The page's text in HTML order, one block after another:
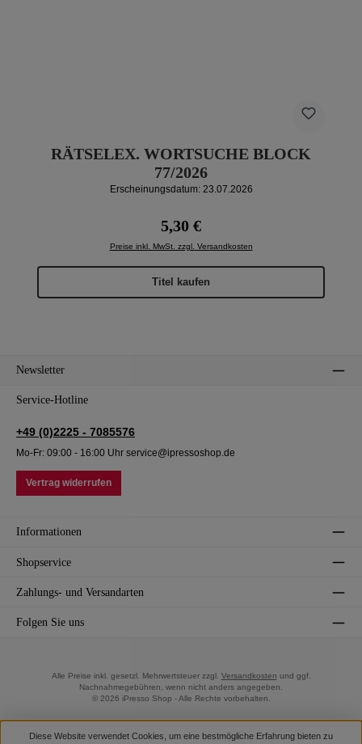
RÄTSELEX. WORTSUCHE BLOCK
77/2026
Erscheinungsdatum: 23.07.2026
Regulärer Preis:
5,30 €
Preise inkl. MwSt. zzgl. Versandkosten
Titel kaufen
Newsletter
Service-Hotline
+49 (0)2225 - 7085576
Mo-Fr: 09:00 - 16:00 Uhr service@ipressoshop.de
Vertrag widerrufen
Informationen
Shopservice
Zahlungs- und Versandarten
Folgen Sie uns
Alle Preise inkl. gesetzl. Mehrwertsteuer zzgl. Versandkosten und ggf.
Nachnahmegebühren, wenn nicht anders angegeben.
© 2026 iPresso Shop - Alle Rechte vorbehalten.
Diese Website verwendet Cookies, um eine bestmögliche Erfahrung bieten zu